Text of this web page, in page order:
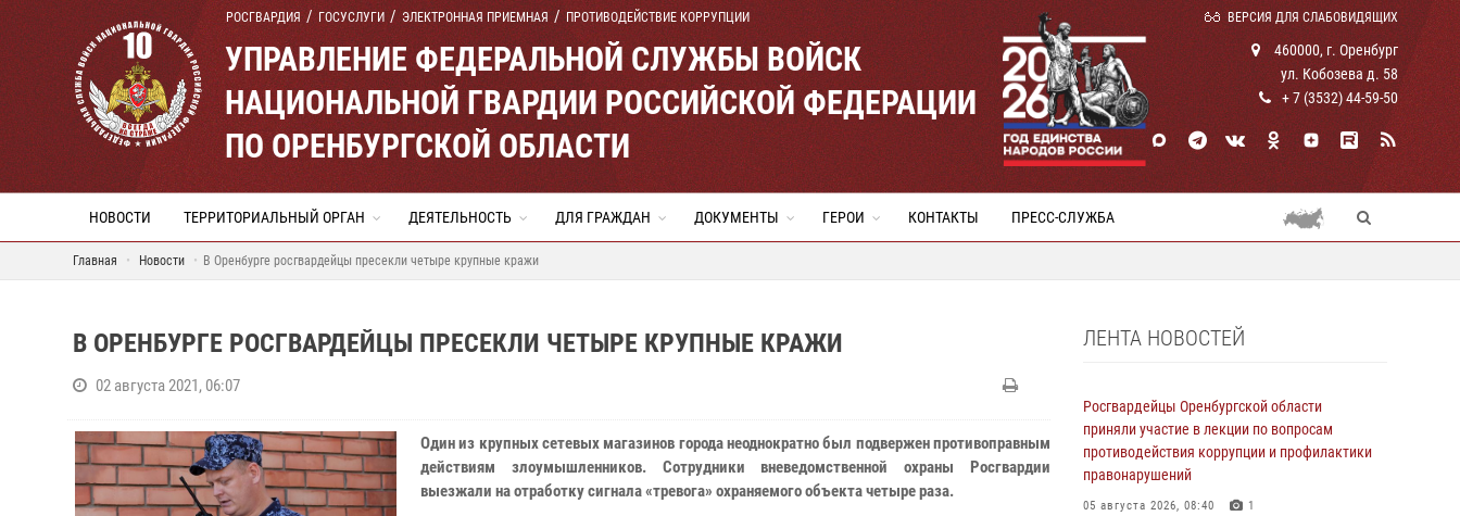
РОСГВАРДИЯ ГОСУСЛУГИ ЭЛЕКТРОННАЯ ПРИЕМНАЯ ПРОТИВОДЕЙСТВИЕ КОРРУПЦИИ ВЕРСИЯ ДЛЯ СЛАБОВИДЯЩИХ
УПРАВЛЕНИЕ ФЕДЕРАЛЬНОЙ СЛУЖБЫ ВОЙСК
НАЦИОНАЛЬНОЙ ГВАРДИИ РОССИЙСКОЙ ФЕДЕРАЦИИ
ПО ОРЕНБУРГСКОЙ ОБЛАСТИ
460000, г. Оренбург
ул. Кобозева д. 58
+ 7 (3532) 44-59-50
НОВОСТИ ТЕРРИТОРИАЛЬНЫЙ ОРГАН ДЕЯТЕЛЬНОСТЬ ДЛЯ ГРАЖДАН ДОКУМЕНТЫ ГЕРОИ КОНТАКТЫ ПРЕСС-СЛУЖБА
Главная Новости В Оренбурге росгвардейцы пресекли четыре крупные кражи
В ОРЕНБУРГЕ РОСГВАРДЕЙЦЫ ПРЕСЕКЛИ ЧЕТЫРЕ КРУПНЫЕ КРАЖИ
02 августа 2021, 06:07
Один из крупных сетевых магазинов города неоднократно был подвержен противоправным
действиям злоумышленников. Сотрудники вневедомственной охраны Росгвардии
выезжали на отработку сигнала «тревога» охраняемого объекта четыре раза.
ЛЕНТА НОВОСТЕЙ
Росгвардейцы Оренбургской области
приняли участие в лекции по вопросам
противодействия коррупции и профилактики
правонарушений
05 августа 2026, 08:40 1